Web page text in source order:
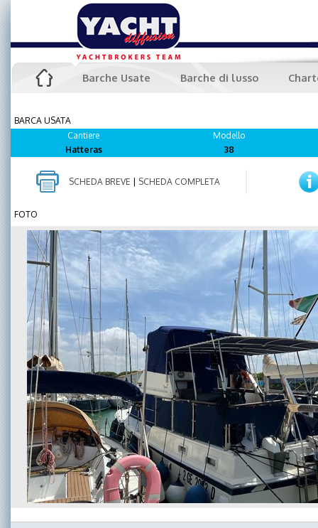
Barche Usate Barche di lusso
BARCA USATA
Cantiere
Modello
Hatteras
38
SCHEDA BREVE SCHEDA COMPLETA
FOTO